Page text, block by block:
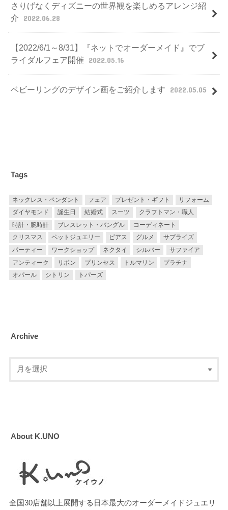
さりげなくディズニーの世界観を楽しめるアレンジ紹
介
2022.06.28
【2022/6/1～8/31】『ネットでオーダーメイド』でブ
ライダルフェア開催
2022.05.16
ベビーリングのデザイン画をご紹介します 2022.05.05
Tags
ネックレス・ペンダント フェア プレゼント・ギフト
リフォーム
ダイヤモンド
誕生日 結婚式 スーツ
クラフトマン・職人
時計・腕時計
ブレスレット・バングル
コーディネート
クリスマス
ペットジュエリー ピアス グルメ
サプライズ
パーティー
ワークショップ ネクタイ シルバー
サファイア
アンティーク
リボン プリンセス トルマリン
プラチナ
オパール
シトリン トパーズ
Archive
About K.UNO
全国30店舗以上展開する日本最大のオーダーメイドジュエリ